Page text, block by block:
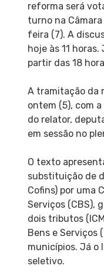
reforma será
turno na
feira (7). A
hoje às 11
partir das 18
A tramitação da
ontem (5), com
do relator,
em sessão no
O texto
substituição de
Cofins) por uma
Serviços (CBS),
dois tributos
Bens e Serviços
municípios. Já o
seletivo.